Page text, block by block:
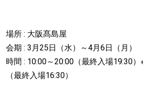
場所 : 大阪髙島屋
会期 : 3月25日（水）～4月6日（月）
時間 : 10:00～20:00（最終入場19:30
（最終入場16:30）